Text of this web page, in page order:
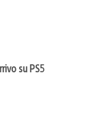
su PS5